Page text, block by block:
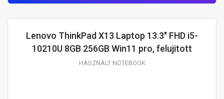
HASZNÁLT NOTEBOOK
Lenovo ThinkPad X13 Laptop 13.3" FHD i5-
10210U 8GB 256GB Win11 pro, felujitott
HASZNÁLT NOTEBOOK